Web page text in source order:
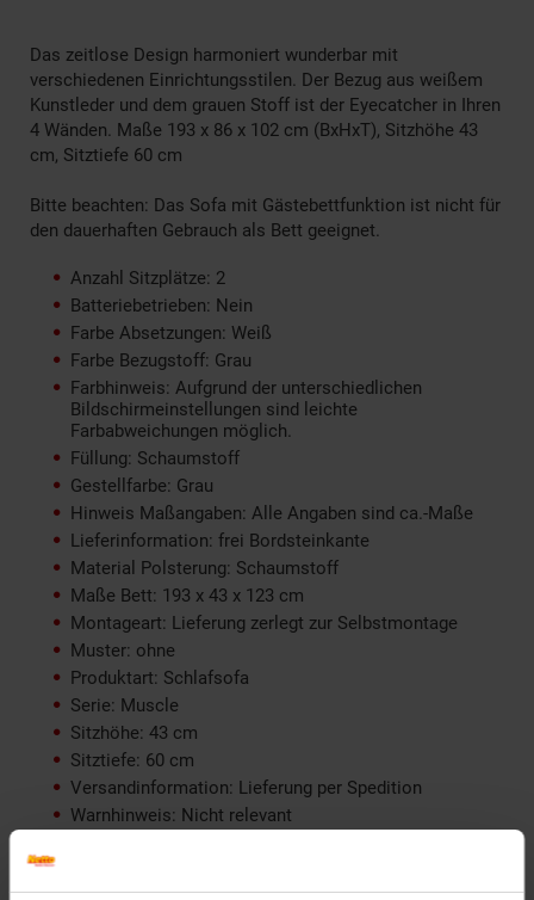
Das zeitlose Design harmoniert wunderbar mit
verschiedenen Einrichtungsstilen. Der Bezug aus weißem
Kunstleder und dem grauen Stoff ist der Eyecatcher in Ihren
4 Wänden. Maße 193 x 86 x 102 cm (BxHxT), Sitzhöhe 43
cm, Sitztiefe 60 cm
Bitte beachten: Das Sofa mit Gästebettfunktion ist nicht für
den dauerhaften Gebrauch als Bett geeignet.
Anzahl Sitzplätze: 2
Batteriebetrieben: Nein
Farbe Absetzungen: Weiß
Farbe Bezugstoff: Grau
Farbhinweis: Aufgrund der unterschiedlichen
Bildschirmeinstellungen sind leichte
Farbabweichungen möglich.
Füllung: Schaumstoff
Gestellfarbe: Grau
Hinweis Maßangaben: Alle Angaben sind ca.-Maße
Lieferinformation: frei Bordsteinkante
Material Polsterung: Schaumstoff
Maße Bett: 193 x 43 x 123 cm
Montageart: Lieferung zerlegt zur Selbstmontage
Muster: ohne
Produktart: Schlafsofa
Serie: Muscle
Sitzhöhe: 43 cm
Sitztiefe: 60 cm
Versandinformation: Lieferung per Spedition
Warnhinweis: Nicht relevant
Döbeln